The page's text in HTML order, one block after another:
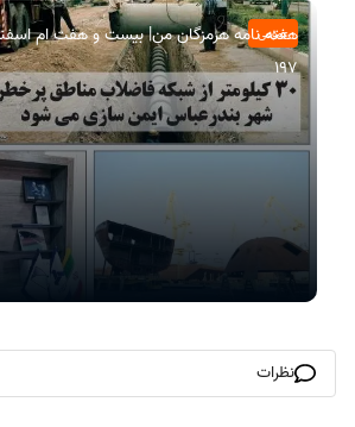
عمومی
197
نظرات